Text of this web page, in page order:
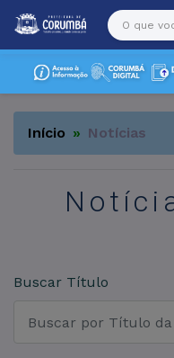
Início Notícias
Buscar Título